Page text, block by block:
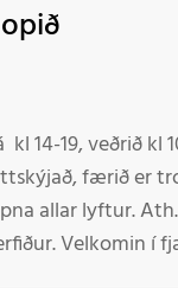
14-19, veðrið kl
færið er
allar lyftur.
Velkomin í